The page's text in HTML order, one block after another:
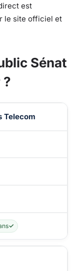
est
le site officiel et
Sénat
les opérateurs TV
Telecom
✓